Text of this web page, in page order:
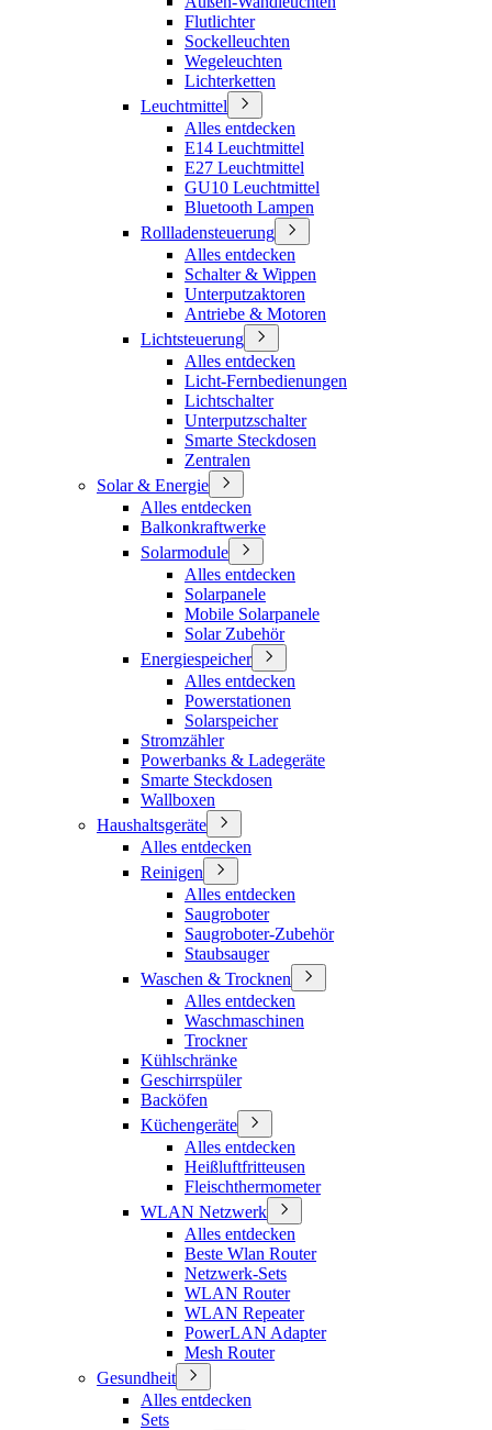
Flutlichter
Sockelleuchten
Wegeleuchten
Lichterketten
Leuchtmittel
Alles entdecken
E14 Leuchtmittel
E27 Leuchtmittel
GU10 Leuchtmittel
Bluetooth Lampen
Rollladensteuerung
Alles entdecken
Schalter & Wippen
Unterputzaktoren
Antriebe & Motoren
Lichtsteuerung
Alles entdecken
Licht-Fernbedienungen
Lichtschalter
Unterputzschalter
Smarte Steckdosen
Zentralen
Solar & Energie
Alles entdecken
Balkonkraftwerke
Solarmodule
Alles entdecken
Solarpanele
Mobile Solarpanele
Solar Zubehör
Energiespeicher
Alles entdecken
Powerstationen
Solarspeicher
Stromzähler
Powerbanks & Ladegeräte
Smarte Steckdosen
Wallboxen
Haushaltsgeräte
Alles entdecken
Reinigen
Alles entdecken
Saugroboter
Saugroboter-Zubehör
Staubsauger
Waschen & Trocknen
Alles entdecken
Waschmaschinen
Trockner
Kühlschränke
Geschirrspüler
Backöfen
Küchengeräte
Alles entdecken
Heißluftfritteusen
Fleischthermometer
WLAN Netzwerk
Alles entdecken
Beste Wlan Router
Netzwerk-Sets
WLAN Router
WLAN Repeater
PowerLAN Adapter
Mesh Router
Gesundheit
Alles entdecken
Sets